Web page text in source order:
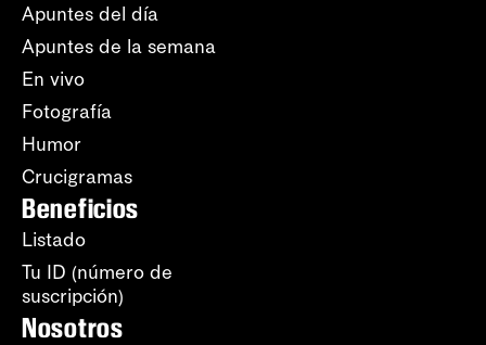
Apuntes del día
Apuntes de la semana
En vivo
Fotografía
Humor
Crucigramas
Beneficios
Listado
Tu ID (número de
suscripción)
Nosotros